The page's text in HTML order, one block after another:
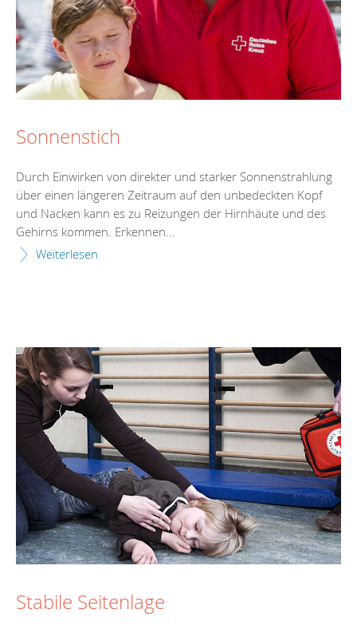
Sonnenstich
Durch Einwirken von direkter und starker Sonnenstrahlung
über einen längeren Zeitraum auf den unbedeckten Kopf
und Nacken kann es zu Reizungen der Hirnhäute und des
Gehirns kommen. Erkennen...
Weiterlesen
Stabile Seitenlage